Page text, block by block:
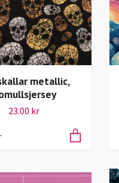
metallic,
23.00 kr